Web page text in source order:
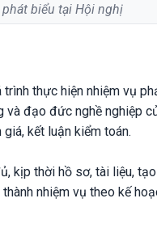
biểu tại Hội nghị
thực hiện nhiệm vụ
và đạo đức nghề nghiệp
kết luận kiểm toán.
kịp thời hồ sơ, tài liệu,
nhiệm vụ theo kế